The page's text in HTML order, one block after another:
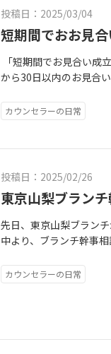
投稿日：2025/03/04
短期間でおお見
「短期間でお見合い成
から30日以内のお見合
会員さんはいないので
あんまり好きじゃない
ただけることが嬉しく
フィールも一人一人に
す！文章のタッチや言
ール文やお写真をご覧
検討されている方はご
カウンセラーの日常
投稿日：2025/02/26
東京山梨ブラン
先日、東京山梨ブラン
中より、ブランチ幹事
した！めちゃくちゃ緊
カウンセラーの日常